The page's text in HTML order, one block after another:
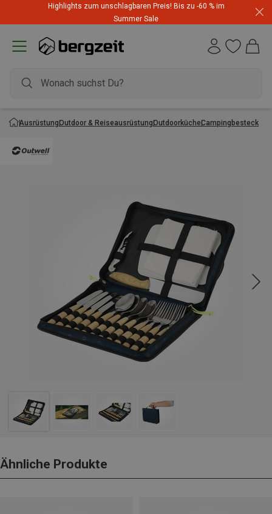
Highlights zum unschlagbaren Preis! Bis zu -60 % im
Summer Sale
AusrüstungOutdoor & ReiseausrüstungOutdoorkücheCampingbesteck
Ähnliche Produkte